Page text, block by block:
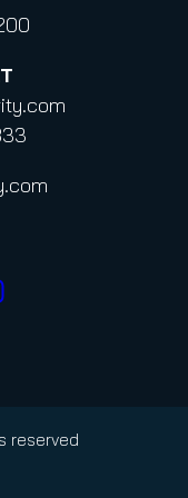
reserved